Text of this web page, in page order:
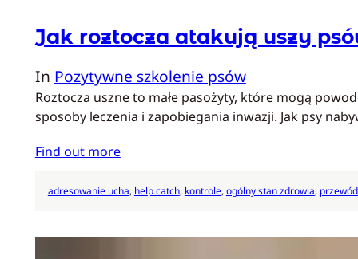
Jak roztocza atakują uszy
In Pozytywne szkolenie psów
Roztocza uszne to małe pasożyty, które mogą
sposoby leczenia i zapobiegania inwazji. Jak psy
Find out more
adresowanie ucha, help catch, kontrole, ogólny stan zdrowia,